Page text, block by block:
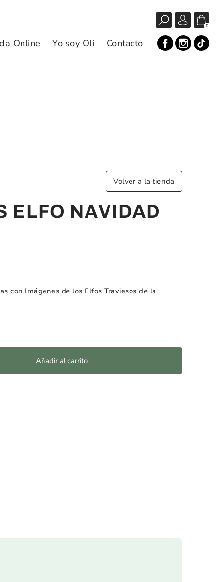
0
Online Yo soy Oli Contacto
Volver a la tienda
ELFO NAVIDAD
con Imágenes de los Elfos Traviesos de la
Añadir al carrito